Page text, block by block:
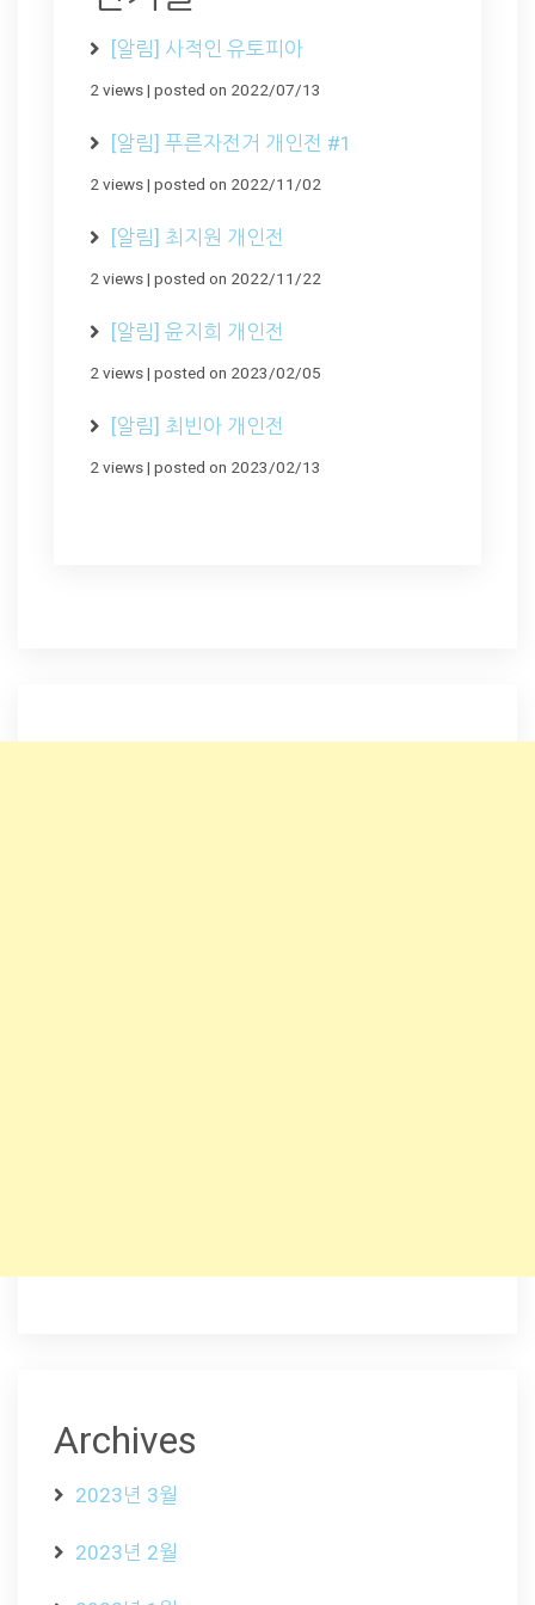
[알림] 사적인 유토피아
2 views| posted on 2022/07/13
[알림] 푸른자전거 개인전 #1
2 views| posted on 2022/11/02
[알림] 최지원 개인전
2 views| posted on 2022/11/22
[알림] 윤지희 개인전
2 views| posted on 2023/02/05
[알림] 최빈아 개인전
2 views| posted on 2023/02/13
Archives
2023년 3월
2023년 2월